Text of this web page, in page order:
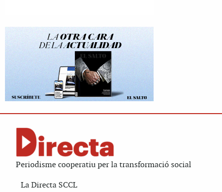
Periodisme cooperatiu per la transformació social
La Directa SCCL